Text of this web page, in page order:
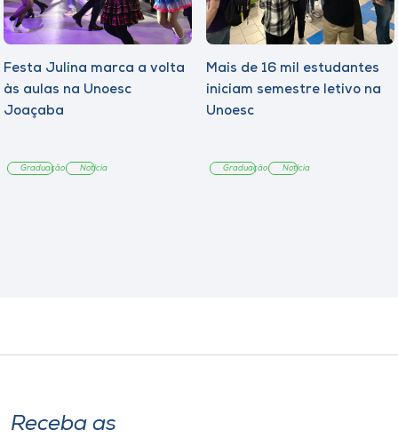
Festa Julina marca a volta
às aulas na Unoesc
Joaçaba
Graduação Notícia
Mais de 16 mil estudantes
iniciam semestre letivo na
Unoesc
Graduação Notícia
Receba as